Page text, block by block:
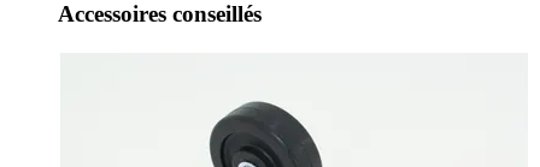
Accessoires conseillés